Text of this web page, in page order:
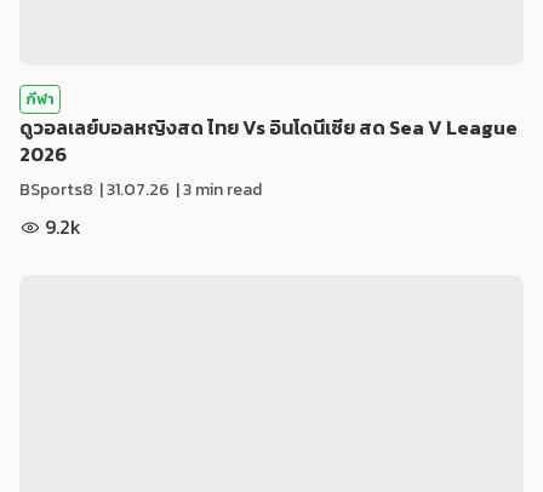
กีฬา
ดูวอลเลย์บอลหญิงสด ไทย Vs อินโดนีเซีย สด Sea V League
2026
BSports8 |31.07.26 | 3 min read
9.2k